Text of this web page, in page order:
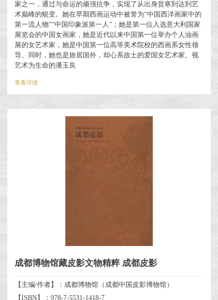
家之一，通过与命运的顽强抗争，实现了从出身贫寒到达到艺
术巅峰的蜕变。她在早期西画运动中被誉为“中国西洋画家中的
第一流人物”“中国印象派第一人”；她是第一位入选意大利国家
展览会的中国女画家，她是近代以来中国第一位举办个人油画
展的女艺术家，她是中国第一位高等美术院校的西画系女性领
导。同时，她也是旅居国外，却心系故土的爱国女艺术家。视
艺术为生命的潘玉良
查看详情
成都博物馆藏皮影文物精粹 成都皮影
【主编/作者】：成都博物馆（成都中国皮影博物馆）
【ISBN】：978-7-5531-1418-7